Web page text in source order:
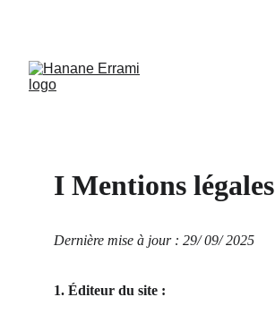
I Mentions légales
Dernière mise à jour : 29/ 09/ 2025
1. Éditeur du site :